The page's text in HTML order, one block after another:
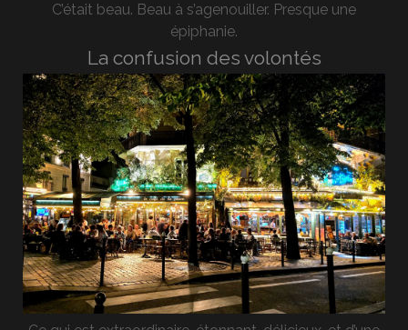
C’était beau. Beau à s’agenouiller. Presque une
épiphanie.
La confusion des volontés